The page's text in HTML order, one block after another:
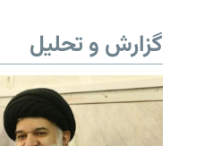
گزارش و تحلیل